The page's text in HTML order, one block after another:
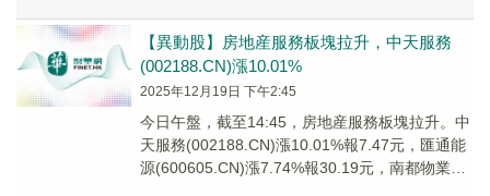
【異動股】房地産服務板塊拉升，中天服務
(002188.CN)漲10.01%
2025年12月19日 下午2:45
今日午盤，截至14:45，房地産服務板塊拉升。中
天服務(002188.CN)漲10.01%報7.47元，匯通能
源(600605.CN)漲7.74%報30.19元，南都物業